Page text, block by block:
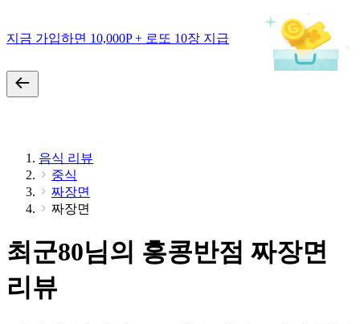
지금 가입하면 10,000P + 로또 10장 지급
음식 리뷰
중식
짜장면
짜장면
최군80님의 홍콩반점 짜장면
리뷰